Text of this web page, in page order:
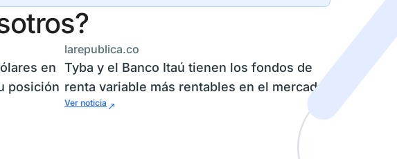
en
posición
larepublica.co
Tyba y el Banco Itaú tienen los fondos de
renta variable más rentables en el mercado
Ver noticia